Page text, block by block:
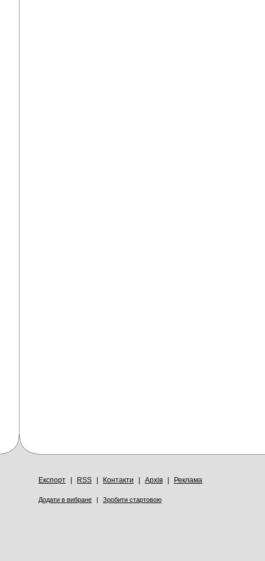
Експорт RSS Контакти Архів Реклама
Додати в вибране | Зробити стартовою